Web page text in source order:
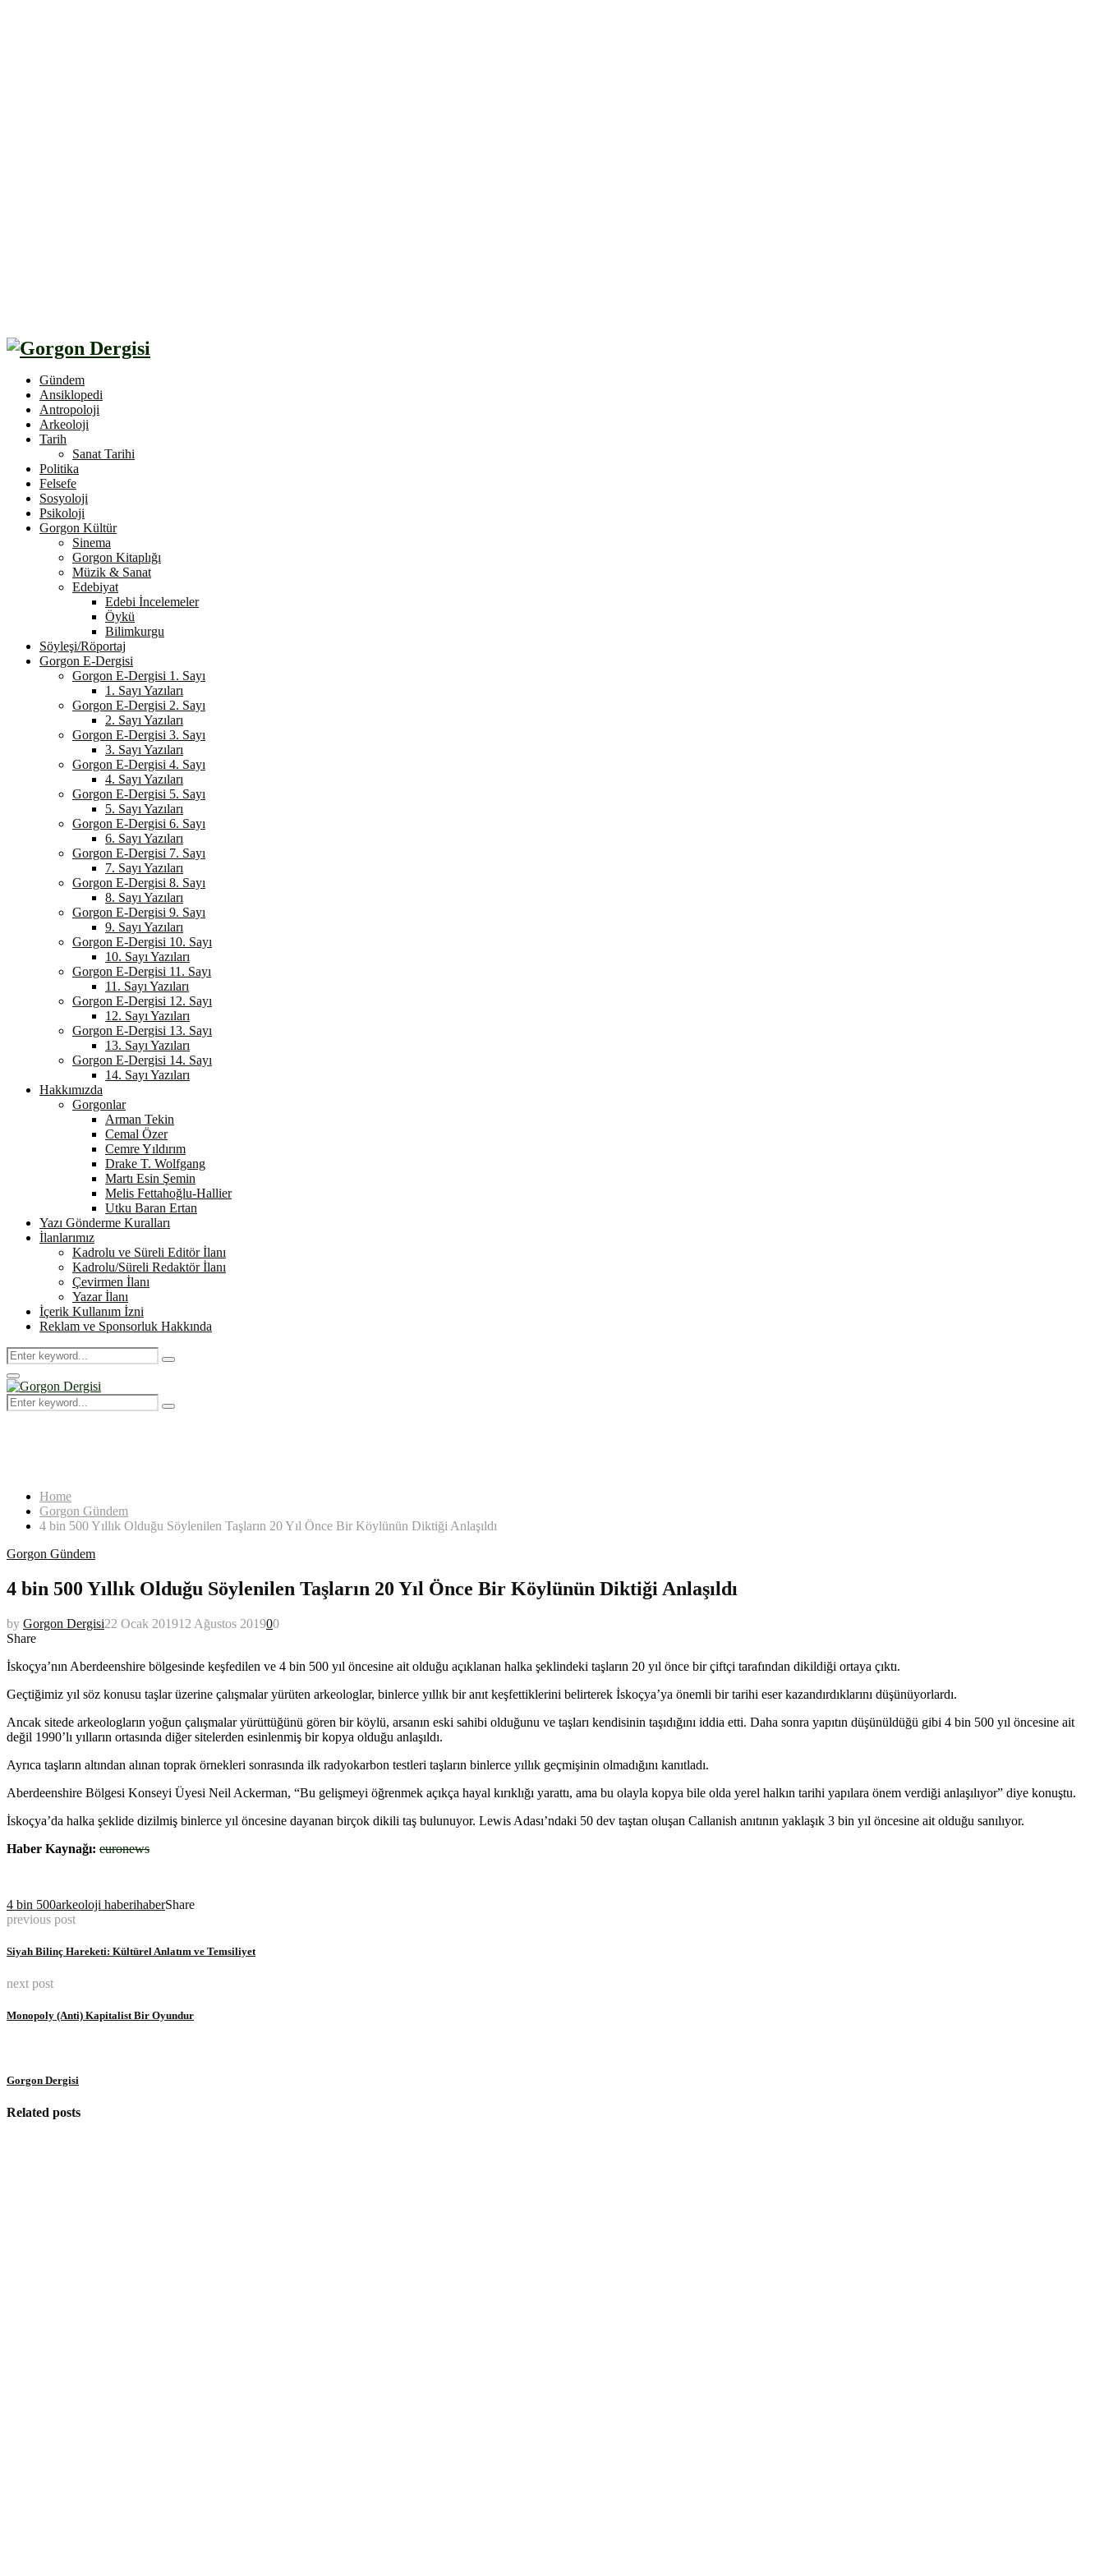
Gündem
Ansiklopedi
Antropoloji
Arkeoloji
Tarih
Sanat Tarihi
Politika
Felsefe
Sosyoloji
Psikoloji
Gorgon Kültür
Sinema
Gorgon Kitaplığı
Müzik & Sanat
Edebiyat
Edebi İncelemeler
Öykü
Bilimkurgu
Söyleşi/Röportaj
Gorgon E-Dergisi
Gorgon E-Dergisi 1. Sayı
1. Sayı Yazıları
Gorgon E-Dergisi 2. Sayı
2. Sayı Yazıları
Gorgon E-Dergisi 3. Sayı
3. Sayı Yazıları
Gorgon E-Dergisi 4. Sayı
4. Sayı Yazıları
Gorgon E-Dergisi 5. Sayı
5. Sayı Yazıları
Gorgon E-Dergisi 6. Sayı
6. Sayı Yazıları
Gorgon E-Dergisi 7. Sayı
7. Sayı Yazıları
Gorgon E-Dergisi 8. Sayı
8. Sayı Yazıları
Gorgon E-Dergisi 9. Sayı
9. Sayı Yazıları
Gorgon E-Dergisi 10. Sayı
10. Sayı Yazıları
Gorgon E-Dergisi 11. Sayı
11. Sayı Yazıları
Gorgon E-Dergisi 12. Sayı
12. Sayı Yazıları
Gorgon E-Dergisi 13. Sayı
13. Sayı Yazıları
Gorgon E-Dergisi 14. Sayı
14. Sayı Yazıları
Hakkımızda
Gorgonlar
Arman Tekin
Cemal Özer
Cemre Yıldırım
Drake T. Wolfgang
Martı Esin Şemin
Melis Fettahoğlu-Hallier
Utku Baran Ertan
Yazı Gönderme Kuralları
İlanlarımız
Kadrolu ve Süreli Editör İlanı
Kadrolu/Süreli Redaktör İlanı
Çevirmen İlanı
Yazar İlanı
İçerik Kullanım İzni
Reklam ve Sponsorluk Hakkında
Search
for:
Search
Primary
Menu
Search
for:
Search
Home
Gorgon Gündem
4 bin 500 Yıllık Olduğu Söylenilen Taşların 20 Yıl Önce Bir Köylünün Diktiği Anlaşıldı
Gorgon Gündem
4 bin 500 Yıllık Olduğu Söylenilen Taşların 20 Yıl Önce Bir Köylünün Diktiği Anlaşıldı
by Gorgon Dergisi22 Ocak 201912 Ağustos 201900
Share
İskoçya’nın Aberdeenshire bölgesinde keşfedilen ve 4 bin 500 yıl öncesine ait olduğu açıklanan halka şeklindeki taşların 20 yıl önce bir çiftçi tarafından dikildiği ortaya çıktı.
Geçtiğimiz yıl söz konusu taşlar üzerine çalışmalar yürüten arkeologlar, binlerce yıllık bir anıt keşfettiklerini belirterek İskoçya’ya önemli bir tarihi eser kazandırdıklarını düşünüyorlardı.
Ancak sitede arkeologların yoğun çalışmalar yürüttüğünü gören bir köylü, arsanın eski sahibi olduğunu ve taşları kendisinin taşıdığını iddia etti. Daha sonra yapıtın düşünüldüğü gibi 4 bin 500 yıl öncesine ait
değil 1990’lı yılların ortasında diğer sitelerden esinlenmiş bir kopya olduğu anlaşıldı.
Ayrıca taşların altından alınan toprak örnekleri sonrasında ilk radyokarbon testleri taşların binlerce yıllık geçmişinin olmadığını kanıtladı.
Aberdeenshire Bölgesi Konseyi Üyesi Neil Ackerman, “Bu gelişmeyi öğrenmek açıkça hayal kırıklığı yarattı, ama bu olayla kopya bile olda yerel halkın tarihi yapılara önem verdiği anlaşılıyor” diye konuştu.
İskoçya’da halka şeklide dizilmiş binlerce yıl öncesine dayanan birçok dikili taş bulunuyor. Lewis Adası’ndaki 50 dev taştan oluşan Callanish anıtının yaklaşık 3 bin yıl öncesine ait olduğu sanılıyor.
Haber Kaynağı: euronews
4 bin 500arkeoloji haberihaberShare
previous post
Siyah Bilinç Hareketi: Kültürel Anlatım ve Temsiliyet
next post
Monopoly (Anti) Kapitalist Bir Oyundur
Gorgon Dergisi
Related posts